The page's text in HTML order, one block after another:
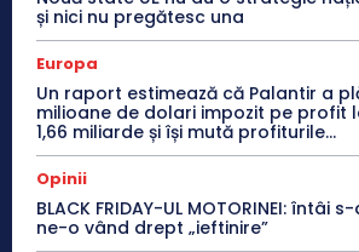
și nici nu pregătesc una
Europa
Un raport estimează că Palantir a
milioane de dolari impozit pe profit
1,66 miliarde și își mută profiturile...
Opinii
BLACK FRIDAY-UL MOTORINEI: întâi
ne-o vând drept „ieftinire”